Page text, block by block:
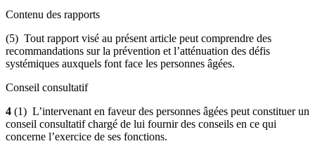
Contenu des rapports
(5) Tout rapport visé au présent article peut comprendre des
recommandations sur la prévention et l’atténuation des défis
systémiques auxquels font face les personnes âgées.
Conseil consultatif
4 (1) L’intervenant en faveur des personnes âgées peut constituer un
conseil consultatif chargé de lui fournir des conseils en ce qui
concerne l’exercice de ses fonctions.